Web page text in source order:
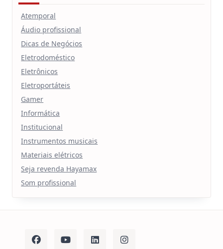
Atemporal
Áudio profissional
Dicas de Negócios
Eletrodoméstico
Eletrônicos
Eletroportáteis
Gamer
Informática
Institucional
Instrumentos musicais
Materiais elétricos
Seja revenda Hayamax
Som profissional